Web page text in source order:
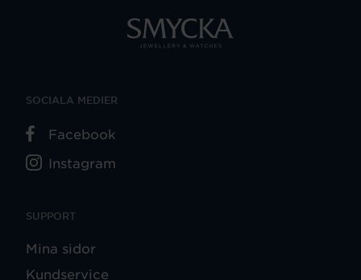
SUPPORT
Mina sidor
Kundservice
SOCIALA MEDIER
Facebook
Instagram